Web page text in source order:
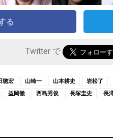
る
Twitter で
聰宏 山崎一 山本耕史 岩松了
益岡徹 西島秀俊 長塚圭史 長